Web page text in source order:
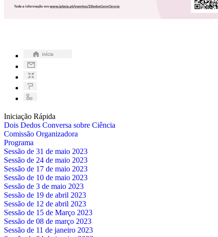
Iniciação Rápida
Dois Dedos Conversa sobre Ciência
Comissão Organizadora
Programa
Sessão de 31 de maio 2023
Sessão de 24 de maio 2023
Sessão de 17 de maio 2023
Sessão de 10 de maio 2023
Sessão de 3 de maio 2023
Sessão de 19 de abril 2023
Sessão de 12 de abril 2023
Sessão de 15 de Março 2023
Sessão de 08 de março 2023
Sessão de 11 de janeiro 2023